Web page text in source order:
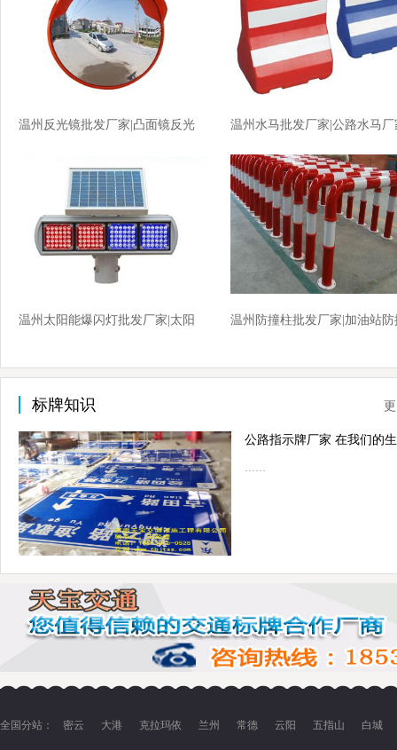
温州反光镜批发厂家|凸面镜反光
温州水马批发厂家|公路水马厂
温州太阳能爆闪灯批发厂家|太阳
温州防撞柱批发厂家|加油站防
标牌知识
……
全国分站： 密云 大港 克拉玛依 兰州 常德 云阳 五指山 白城